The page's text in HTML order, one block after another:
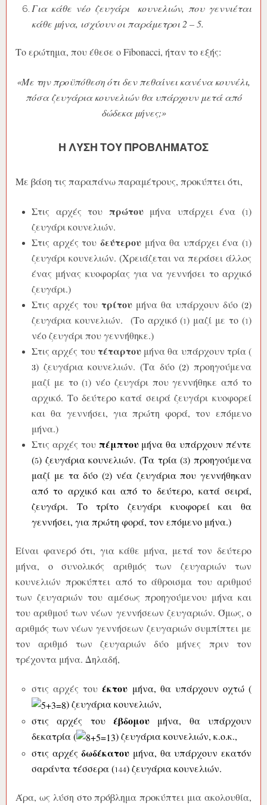
Για κάθε νέο ζευγάρι κουνελιών, που γεννιέται
κάθε μήνα, ισχύουν οι παράμετροι 2 – 5.
Το ερώτημα, που έθεσε ο Fibonacci, ήταν το εξής:
«Με την προϋπόθεση ότι δεν πεθαίνει κανένα κουνέλι,
πόσα ζευγάρια κουνελιών θα υπάρχουν μετά από
δώδεκα μήνες;»
Η ΛΎΣΗ ΤΟΥ ΠΡΟΒΛΉΜΑΤΟΣ
Με βάση τις παραπάνω παραμέτρους, προκύπτει ότι,
Στις αρχές του πρώτουμήνα υπάρχει ένα ( )
ζευγάρι κουνελιών.
Στις αρχές του δεύτερουμήνα θα υπάρχει ένα ( )
ζευγάρι κουνελιών. (Χρειάζεται να περάσει άλλος
ένας μήνας κυοφορίας για να γεννήσει το αρχικό
ζευγάρι.)
Στις αρχές του τρίτουμήνα θα υπάρχουν δύο ( )
ζευγάρια κουνελιών. (Το αρχικό ( ) μαζί με το ( )
νέο ζευγάρι που γεννήθηκε.)
Στις αρχές του τέταρτουμήνα θα υπάρχουν τρία (
) ζευγάρια κουνελιών. (Τα δύο ( ) προηγούμενα
μαζί με το ( ) νέο ζευγάρι που γεννήθηκε από το
αρχικό. Το δεύτερο κατά σειρά ζευγάρι κυοφορεί
και θα γεννήσει, για πρώτη φορά, τον επόμενο
μήνα.)
Στις αρχές του πέμπτουμήνα θα υπάρχουν πέντε
( ) ζευγάρια κουνελιών. (Τα τρία ( ) προηγούμενα
μαζί με τα δύο ( ) νέα ζευγάρια που γεννήθηκαν
από το αρχικό και από το δεύτερο, κατά σειρά,
ζευγάρι. Το τρίτο ζευγάρι κυοφορεί και θα
γεννήσει, για πρώτη φορά, τον επόμενο μήνα.)
Είναι φανερό ότι, για κάθε μήνα, μετά τον δεύτερο
μήνα, ο συνολικός αριθμός των ζευγαριών των
κουνελιών προκύπτει από το άθροισμα του αριθμού
των ζευγαριών του αμέσως προηγούμενου μήνα και
του αριθμού των νέων γεννήσεων ζευγαριών. Όμως, ο
αριθμός των νέων γεννήσεων ζευγαριών συμπίπτει με
τον αριθμό των ζευγαριών δύο μήνες πριν τον
τρέχοντα μήνα. Δηλαδή,
στις αρχές τουέκτου μήνα, θα υπάρχουν οχτώ (
) ζευγάρια κουνελιών,
στις αρχές του έβδομου μήνα, θα υπάρχουν
δεκατρία (
) ζευγάρια κουνελιών, κ.ο.κ.,
στις αρχέςδωδέκατου μήνα, θα υπάρχουν εκατόν
σαράντα τέσσερα (
) ζευγάρια κουνελιών.
Άρα, ως λύση στο πρόβλημα προκύπτει μια ακολουθία,